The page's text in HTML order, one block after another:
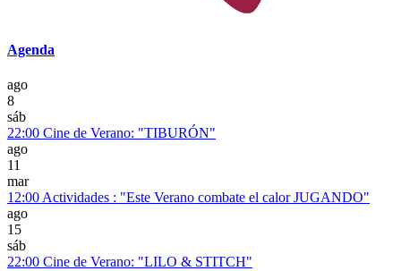
Agenda
ago
8
sáb
22:00 Cine de Verano: "TIBURÓN"
ago
11
mar
12:00 Actividades : "Este Verano combate el calor JUGANDO"
ago
15
sáb
22:00 Cine de Verano: "LILO & STITCH"